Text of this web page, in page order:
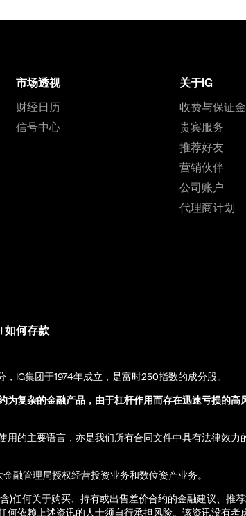
市场透视
财经日历
信号中心
关于IG
收费与保证金
贵宾服务
推荐好友
营销伙伴
公司账户
代理商计划
| 如何存款
IG集团于1974年成立，是富时250指数的成分股。
复杂的金融产品，由于杠杆作用而存在迅速亏损的
的主要语言，亦是我们所有合同文件中具有法律效力
融管理局授权经营投资业务和数位资产业务。
)任何关于购买、持有或出售差价合约的金融建议、推
依赖上述资讯的人士须自行承担风险。该资讯没有